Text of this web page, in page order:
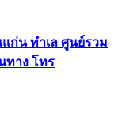
ก่น ทำเล ศูนย์รวม
ทาง โทร